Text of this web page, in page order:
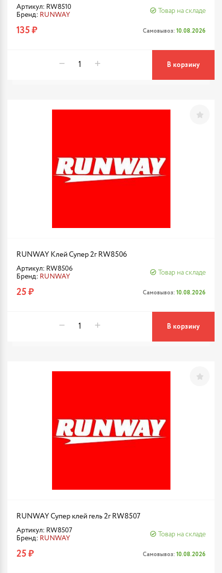
Артикул: RW8510
Бренд: RUNWAY
Товар на складе
135 ₽ Самовывоз: 10.08.2026
В корзину
RUNWAY Клей Супер 2г RW8506
Артикул: RW8506
Бренд: RUNWAY
Товар на складе
25 ₽ Самовывоз: 10.08.2026
В корзину
RUNWAY Супер клей гель 2г RW8507
Артикул: RW8507
Бренд: RUNWAY
Товар на складе
25 ₽ Самовывоз: 10.08.2026